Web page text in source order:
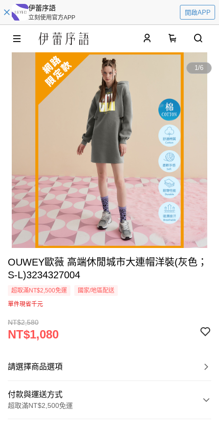
伊蕾序語
立刻使用官方APP
開啟APP
1/6
OUWEY歐薇 高端休閒城市大連帽洋裝(灰色；
S-L)3234327004
超取滿NT$2,500免運
國家/地區配送
單件現省千元
NT$2,580
NT$1,080
請選擇商品選項
付款與運送方式
超取滿NT$2,500免運